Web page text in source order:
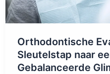
Orthodontische
Sleutelstap naar
Gebalanceerde